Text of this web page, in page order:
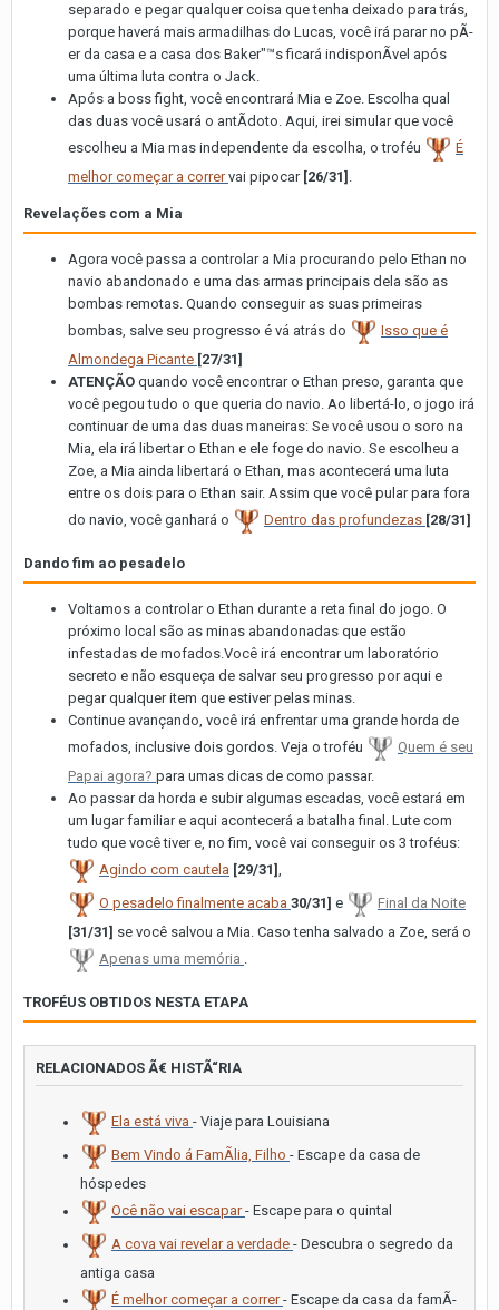
separado e pegar qualquer coisa que tenha deixado para trás,
porque haverá mais armadilhas do Lucas, você irá parar no pÃ­
er da casa e a casa dos Baker"™s ficará indisponÃ­vel após
uma última luta contra o Jack.
Após a boss fight, você encontrará Mia e Zoe. Escolha qual
das duas você usará o antÃ­doto. Aqui, irei simular que você
escolheu a Mia mas independente da escolha, o troféu
É
melhor começar a corrervai pipocar [26/31] .
Revelações com a Mia
Agora você passa a controlar a Mia procurando pelo Ethan no
navio abandonado e uma das armas principais dela são as
bombas remotas. Quando conseguir as suas primeiras
bombas, salve seu progresso é vá atrás do
Isso que é
Almondega Picante [27/31]
ATENÇÃO quando você encontrar o Ethan preso, garanta que
você pegou tudo o que queria do navio. Ao libertá-lo, o jogo irá
continuar de uma das duas maneiras: Se você usou o soro na
Mia, ela irá libertar o Ethan e ele foge do navio. Se escolheu a
Zoe, a Mia ainda libertará o Ethan, mas acontecerá uma luta
entre os dois para o Ethan sair. Assim que você pular para fora
do navio, você ganhará o
Dentro das profundezas [28/31]
Dando fim ao pesadelo
Voltamos a controlar o Ethan durante a reta final do jogo. O
próximo local são as minas abandonadas que estão
infestadas de mofados.Você irá encontrar um laboratório
secreto e não esqueça de salvar seu progresso por aqui e
pegar qualquer item que estiver pelas minas.
Continue avançando, você irá enfrentar uma grande horda de
mofados, inclusive dois gordos. Veja o troféu
Quem é seu
Papai agora? para umas dicas de como passar.
Ao passar da horda e subir algumas escadas, você estará em
um lugar familiar e aqui acontecerá a batalha final. Lute com
tudo que você tiver e, no fim, você vai conseguir os 3 troféus:
Agindo com cautela [29/31] ,
O pesadelo finalmente acaba 30/31] e
Final da Noite
[31/31] se você salvou a Mia. Caso tenha salvado a Zoe, será o
Apenas uma memória .
TROFÉUS OBTIDOS NESTA ETAPA
RELACIONADOS Ã€ HISTÃ“RIA
Ela está viva - Viaje para Louisiana
Bem Vindo á FamÃ­lia, Filho - Escape da casa de
hóspedes
Ocê não vai escapar- Escape para o quintal
A cova vai revelar a verdade - Descubra o segredo da
antiga casa
É melhor começar a correr- Escape da casa da famÃ­